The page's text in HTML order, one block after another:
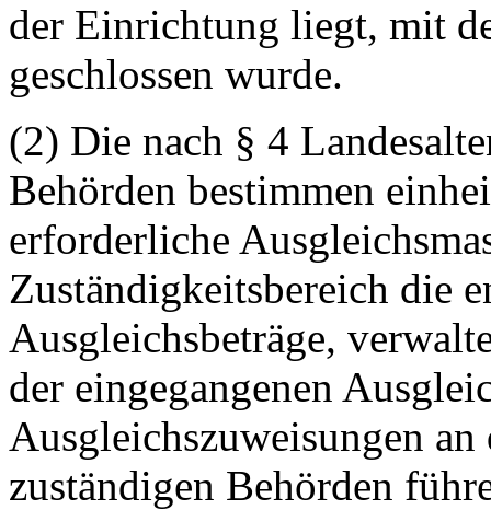
der Einrichtung liegt, mit
geschlossen wurde.
(2) Die nach § 4
Behörden bestimmen
erforderliche
Zuständigkeitsbereich die
Ausgleichsbeträge,
der eingegangenen
Ausgleichszuweisungen
zuständigen Behörden